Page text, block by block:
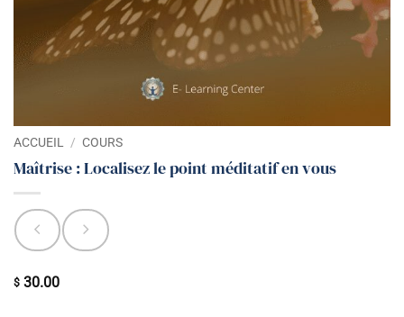
ACCUEIL / COURS
Maîtrise : Localisez le point méditatif en vous
$ 30.00